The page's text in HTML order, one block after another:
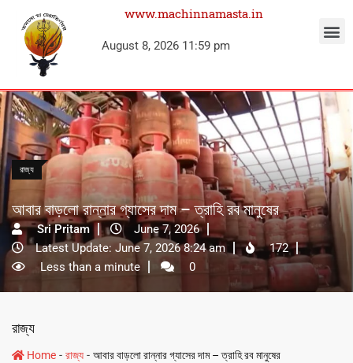
www.machinnamasta.in
August 8, 2026 11:59 pm
রাজ্য
আবার বাড়লো রান্নার গ্যাসের দাম – ত্রাহি রব মানুষের
Sri Pritam
June 7, 2026
Latest Update: June 7, 2026 8:24 am
172
Less than a minute
0
রাজ্য
Home - রাজ্য - আবার বাড়লো রান্নার গ্যাসের দাম – ত্রাহি রব মানুষের